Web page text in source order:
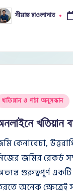
সীমান্ত হাওলাদার
খতিয়ান ও পর্চা অনুসন্ধান
খতিয়ান
কেনাবেচা,
জমির রেকর্ড
গুরুত্বপূর্ণ
অনেক ক্ষেত্রেই